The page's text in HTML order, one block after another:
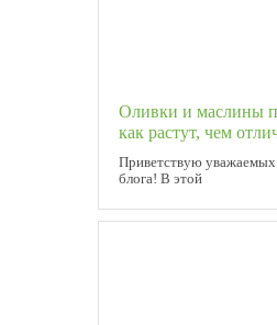
Оливки и маслины
как растут, чем
Приветствую уважаемых
блога! В этой